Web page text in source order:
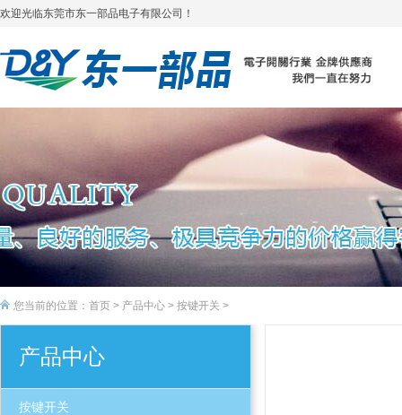
欢迎光临东莞市东一部品电子有限公司！
您当前的位置： 首页 > 产品中心 > 按键开关 >
产品中心
按键开关